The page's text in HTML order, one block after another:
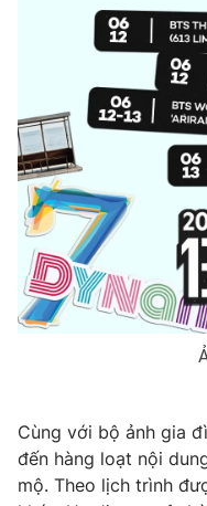
Thị trường 24h
VTV9
Liên hệ tòa soạn
Theo dõi báo trên
Cùng với bộ ảnh gia
đến hàng loạt nội
mộ. Theo lịch trình